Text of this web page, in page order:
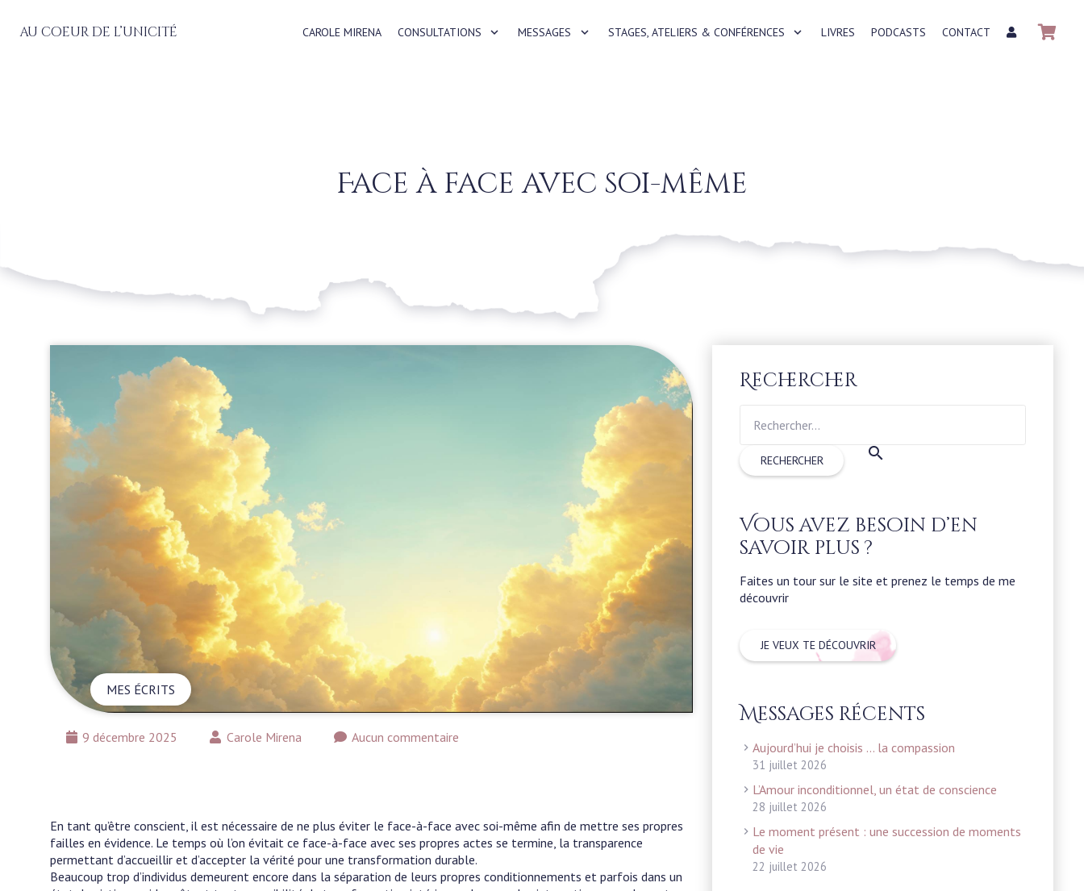
au coeur de l’unicité CAROLE MIRENA CONSULTATIONS MESSAGES STAGES, ATELIERS & CONFÉRENCES LIVRES PODCASTS CONTACT
Face à face avec soi-même
9 décembre 2025 Carole Mirena Aucun commentaire
MES ÉCRITS
En tant qu’être conscient, il est nécessaire de ne plus éviter le face-à-face avec soi-même afin de mettre ses propres
failles en évidence. Le temps où l’on évitait ce face-à-face avec ses propres actes se termine, la transparence
permettant d’accueillir et d’accepter la vérité pour une transformation durable.
Beaucoup trop d’individus demeurent encore dans la séparation de leurs propres conditionnements et parfois dans un
Rechercher
Vous avez besoin d’en
savoir plus ?
Faites un tour sur le site et prenez le temps de me
découvrir
JE VEUX TE DÉCOUVRIR
Messages récents
Aujourd’hui je choisis … la compassion
31 juillet 2026
L’Amour inconditionnel, un état de conscience
28 juillet 2026
Le moment présent : une succession de moments
de vie
22 juillet 2026